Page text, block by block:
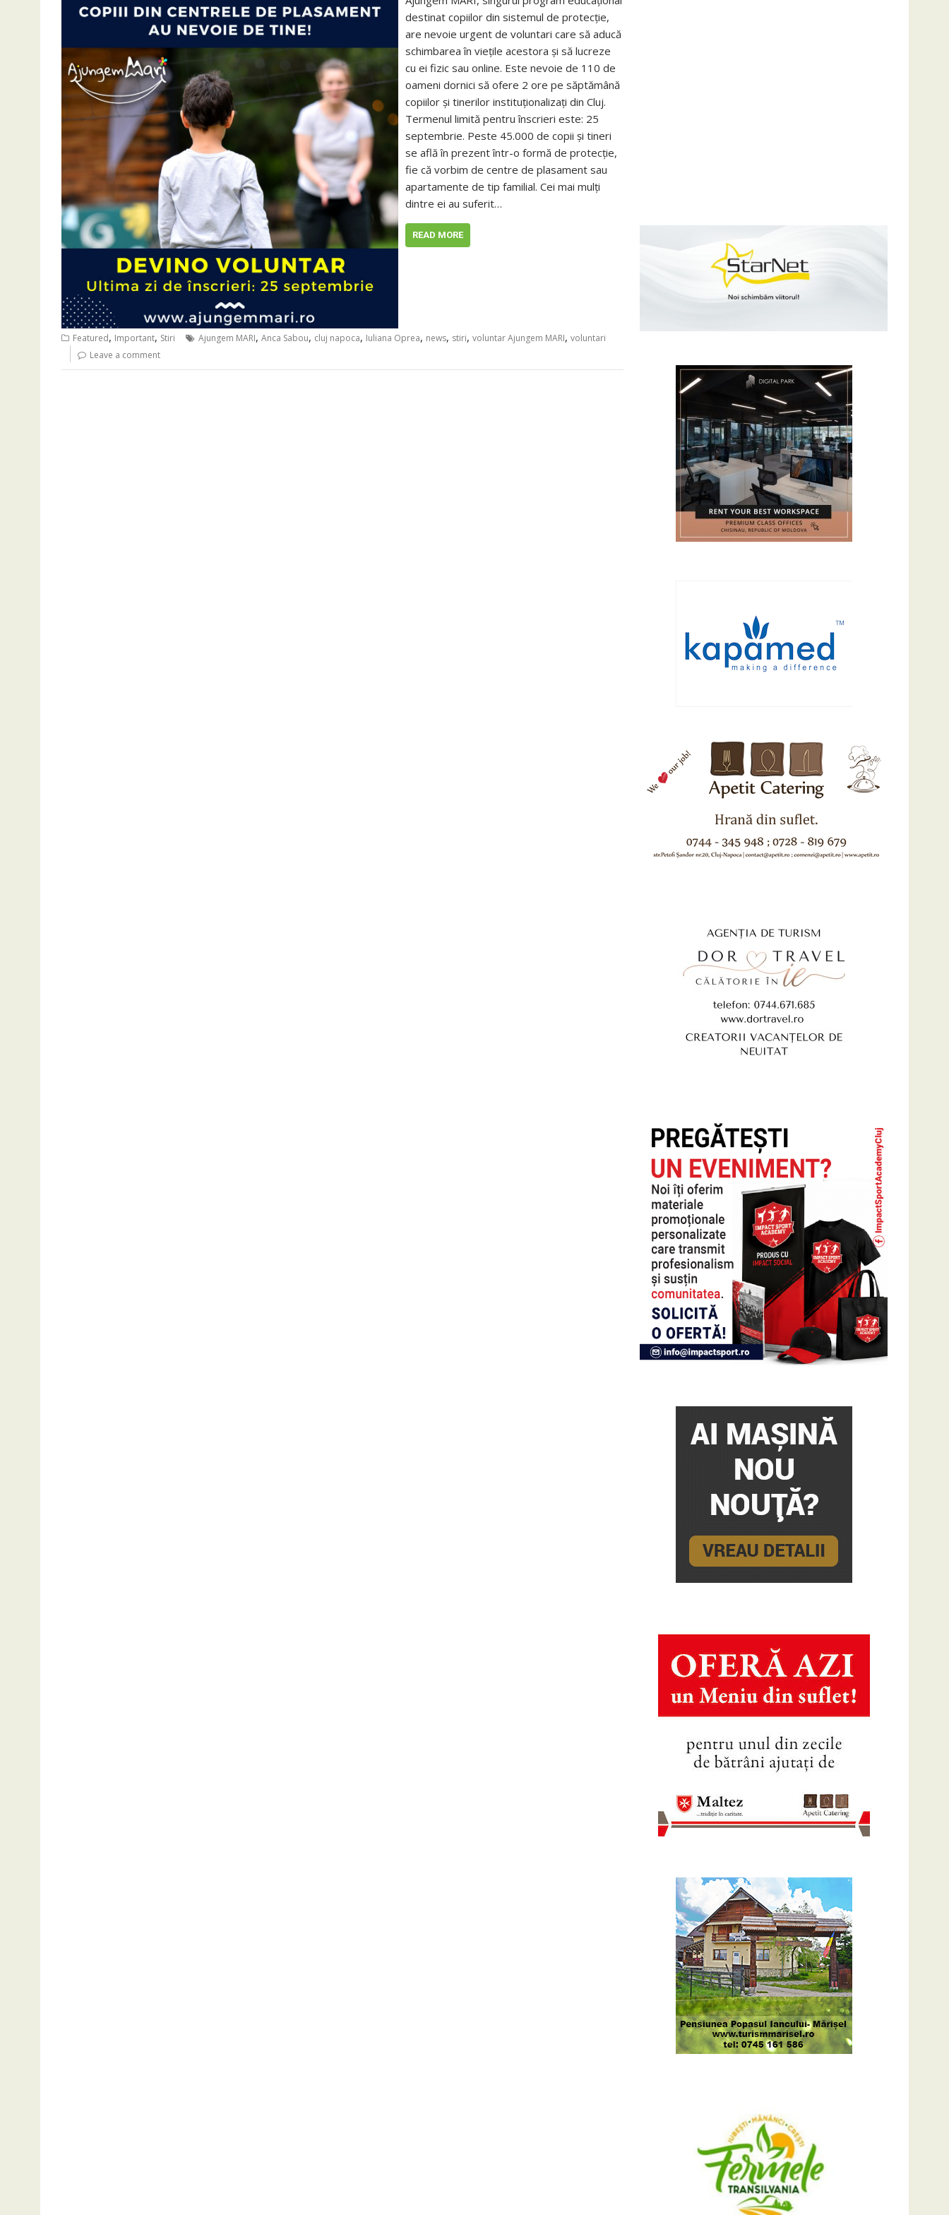
destinat copiilor din sistemul de protecție,
are nevoie urgent de voluntari care să aducă
schimbarea în viețile acestora și să lucreze
cu ei fizic sau online. Este nevoie de 110 de
oameni dornici să ofere 2 ore pe săptămână
copiilor și tinerilor instituționalizați din Cluj.
Termenul limită pentru înscrieri este: 25
septembrie. Peste 45.000 de copii şi tineri
se află în prezent într-o formă de protecţie,
fie că vorbim de centre de plasament sau
apartamente de tip familial. Cei mai mulţi
dintre ei au suferit…
READ MORE
Featured, Important, Stiri Ajungem MARI, Anca Sabou, cluj napoca, Iuliana Oprea, news, stiri, voluntar Ajungem MARI, voluntari
Leave a comment